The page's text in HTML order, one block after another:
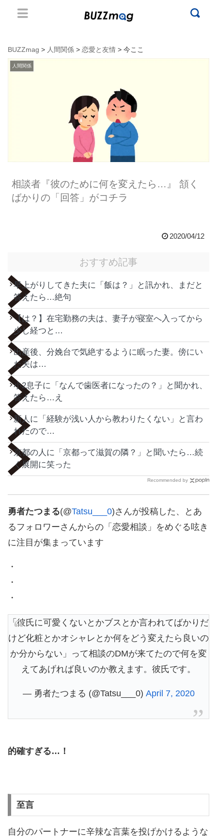
BUZZmag > 人間関係 > 恋愛と友情 > 今ここ
人間関係
相談者『彼のために何を変えたら…』 頷く
ばかりの「回答」がコチラ
2020/04/12
おすすめ記事
早上がりしてきた夫に「飯は？」と訊かれ、まだと
答えたら…絶句
【は？】在宅勤務の夫は、妻子が寝室へ入ってから
少し経つと…
出産後、分娩台で気絶するように眠った妻。傍にい
た夫は…
小2息子に「なんで歯医者になったの？」と聞かれ、
答えたら…え
新人に「経験が浅い人から教わりたくない」と言わ
れたので…
京都の人に「京都って滋賀の隣？」と聞いたら…続
く展開に笑った
Recommended by
勇者たつまる(@Tatsu___0)さんが投稿した、とあ
るフォロワーさんからの「恋愛相談」をめぐる呟き
に注目が集まっています
・
・
・
「彼氏に可愛くないとかブスとか言われてばかりだ
けど化粧とかオシャレとか何をどう変えたら良いの
か分からない」って相談のDMが来てたので何を変
えてあげれば良いのか教えます。彼氏です。
— 勇者たつまる (@Tatsu___0) April 7, 2020
的確すぎる…！
至言
自分のパートナーに辛辣な言葉を投げかけるような